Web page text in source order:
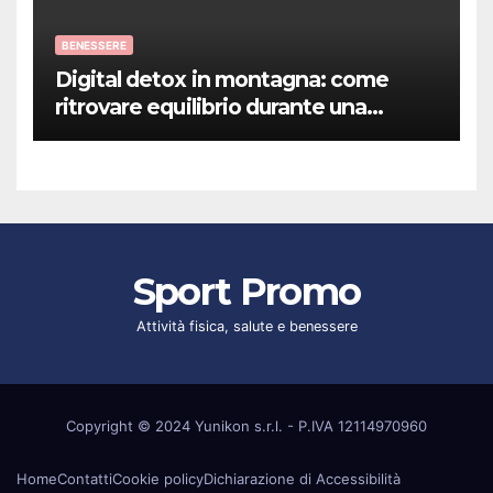
BENESSERE
Digital detox in montagna: come
ritrovare equilibrio durante una
vacanza benessere
Sport Promo
Attività fisica, salute e benessere
Copyright © 2024 Yunikon s.r.l. - P.IVA 12114970960
HomeContattiCookie policyDichiarazione di Accessibilità